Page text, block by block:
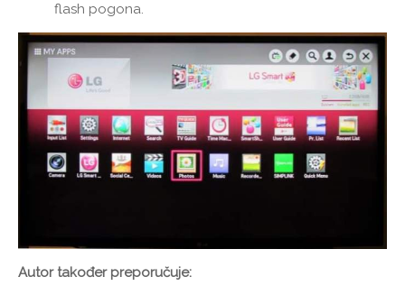
flash pogona.
Autor također preporučuje: